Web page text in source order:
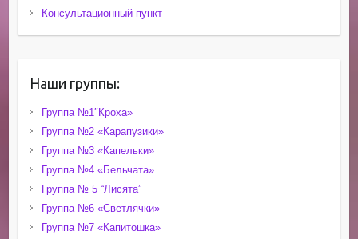
Консультационный пункт
Наши группы:
Группа №1″Кроха»
Группа №2 «Карапузики»
Группа №3 «Капельки»
Группа №4 «Бельчата»
Группа № 5 “Лисята”
Группа №6 «Светлячки»
Группа №7 «Капитошка»